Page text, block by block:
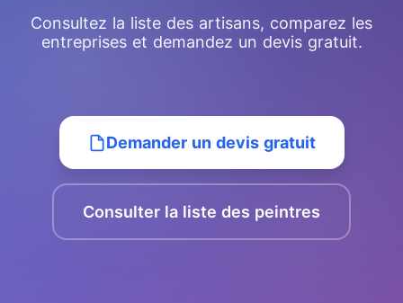
Consultez la liste des artisans, comparez les
entreprises et demandez un devis gratuit.
Demander un devis gratuit
Consulter la liste des peintres